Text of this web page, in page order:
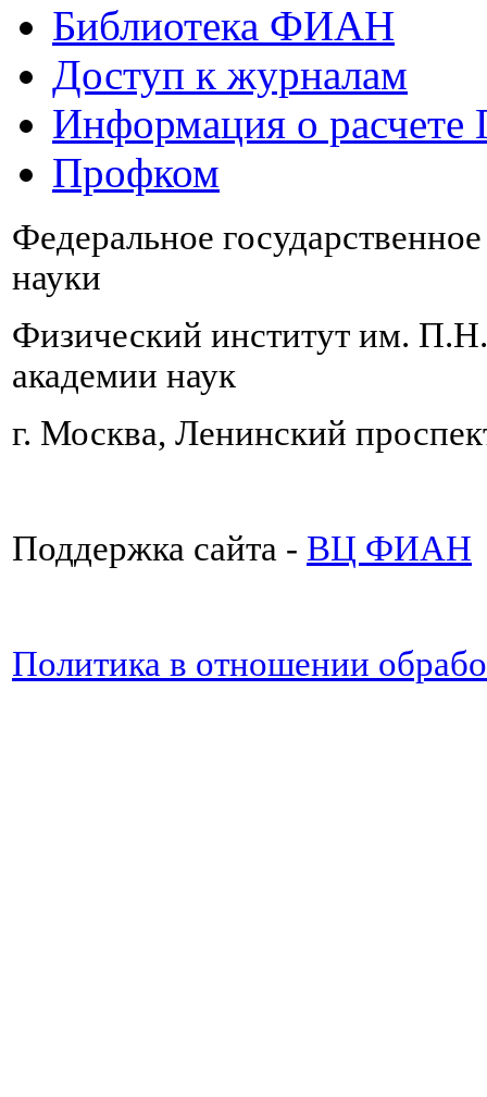
Библиотека ФИАН
Доступ к журналам
Информация о
Профком
Федеральное
науки
Физический институт им.
академии наук
г. Москва, Ленинский
Поддержка сайта - ВЦ ФИАН
Политика в отношении